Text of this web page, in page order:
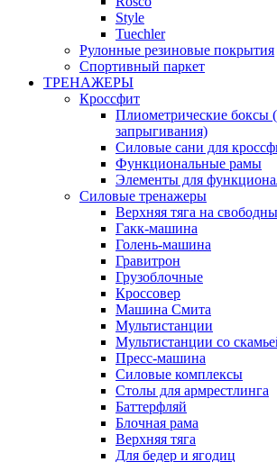
Style
Tuechler
Рулонные резиновые покрытия
Спортивный паркет
ТРЕНАЖЕРЫ
Кроссфит
Плиометрические боксы
запрыгивания)
Силовые сани для
Функциональные рамы
Элементы для
Силовые тренажеры
Верхняя тяга на
Гакк-машина
Голень-машина
Гравитрон
Грузоблочные
Кроссовер
Машина Смита
Мультистанции
Мультистанции со
Пресс-машина
Силовые комплексы
Столы для армрестлинга
Баттерфляй
Блочная рама
Верхняя тяга
Для бедер и ягодиц